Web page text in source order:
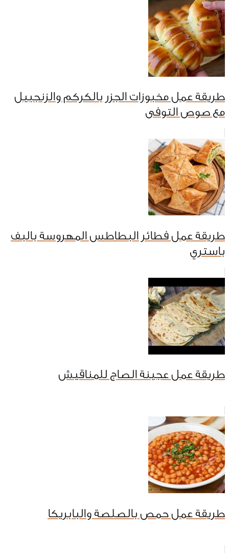
طريقة عمل مخبوزات الجزر بالكركم والزنجبيل
مع صوص التوفى
طريقة عمل فطائر البطاطس المهروسة بالبف
باستري
طريقة عمل عجينة الصاج للمناقيش
طريقة عمل حمص بالصلصة والبابريكا